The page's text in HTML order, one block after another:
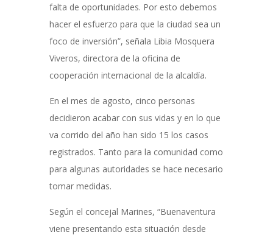
falta de oportunidades. Por esto debemos
hacer el esfuerzo para que la ciudad sea un
foco de inversión”, señala Libia Mosquera
Viveros, directora de la oficina de
cooperación internacional de la alcaldía.
En el mes de agosto, cinco personas
decidieron acabar con sus vidas y en lo que
va corrido del año han sido 15 los casos
registrados. Tanto para la comunidad como
para algunas autoridades se hace necesario
tomar medidas.
Según el concejal Marines, “Buenaventura
viene presentando esta situación desde